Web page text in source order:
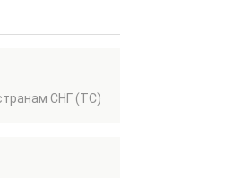
СНГ (ТС)